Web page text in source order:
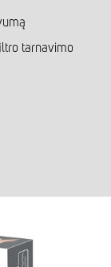
tarnavimo